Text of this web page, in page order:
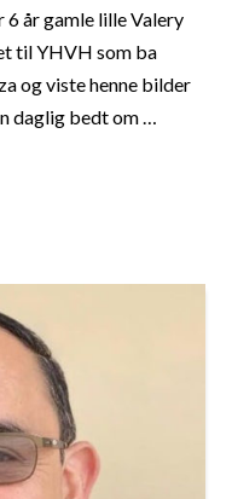
år gamle lille Valery
til YHVH som ba
og viste henne bilder
daglig bedt om …